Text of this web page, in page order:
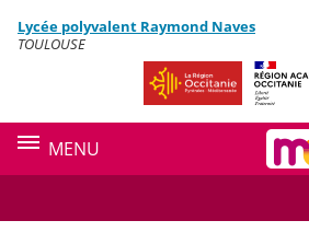
Menu de la rubrique
Contenu
Lycée polyvalent Raymond Naves
TOULOUSE
MENU